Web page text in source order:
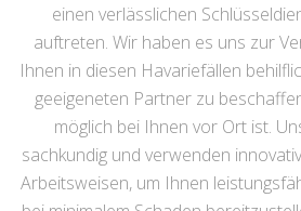
einen verlässlichen
auftreten. Wir haben es uns zur
Ihnen in diesen Havariefällen
geeigeneten Partner zu
möglich bei Ihnen vor Ort ist.
sachkundig und verwenden
Arbeitsweisen, um Ihnen